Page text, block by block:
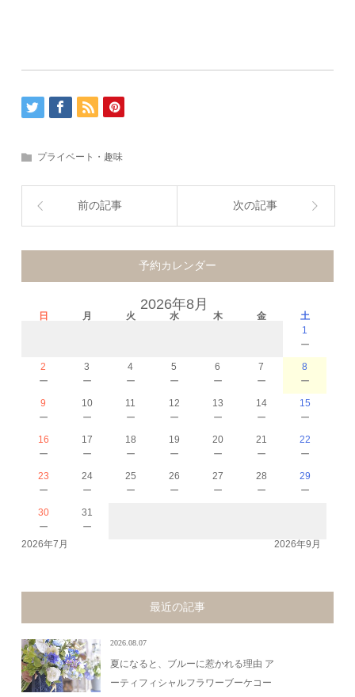
プライベート・趣味
前の記事 次の記事
予約カレンダー
2026年8月
日 月 火 水 木 金
土
1
－
2
－
3
－
4
－
5
－
6
－
7
－
8
－
9
－
10
－
11
－
12
－
13
－
14
－
15
－
16
－
17
－
18
－
19
－
20
－
21
－
22
－
23
－
24
－
25
－
26
－
27
－
28
－
29
－
30
－
31
－
2026年7月 2026年9月
最近の記事
2026.08.07
夏になると、ブルーに惹かれる理由 ア
ーティフィシャルフラワーブーケコー